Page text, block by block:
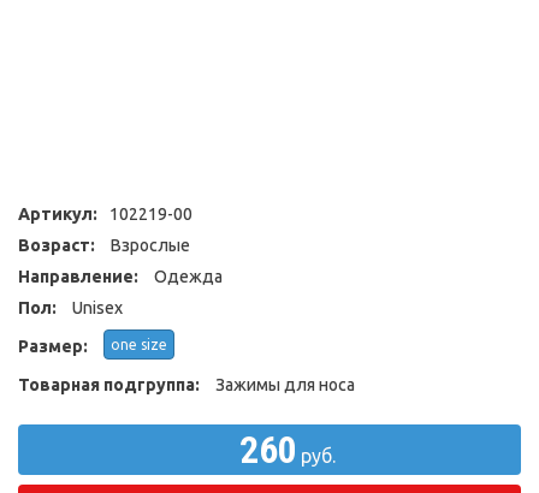
Артикул:
102219-00
Возраст:
Взрослые
Направление:
Одежда
Пол:
Unisex
Размер:
one size
Товарная подгруппа: Зажимы для носа
260 руб.